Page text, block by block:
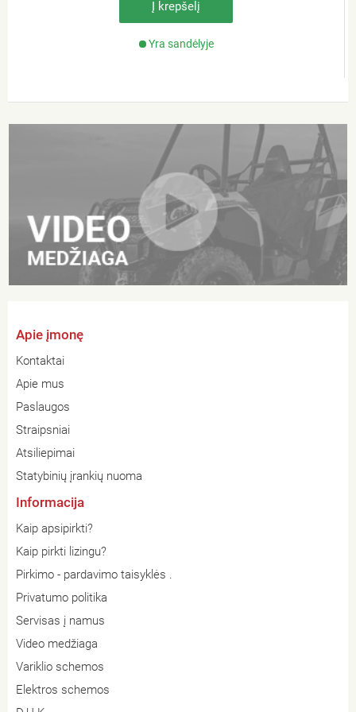
Į krepšelį
Yra sandėlyje
Apie įmonę
Kontaktai
Apie mus
Paslaugos
Straipsniai
Atsiliepimai
Statybinių įrankių nuoma
Informacija
Kaip apsipirkti?
Kaip pirkti lizingu?
Pirkimo - pardavimo taisyklės .
Privatumo politika
Servisas į namus
Video medžiaga
Variklio schemos
Elektros schemos